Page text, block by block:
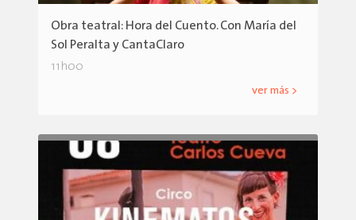
Obra teatral: Hora del Cuento. Con María del
Sol Peralta y CantaClaro
11h00
ver más >